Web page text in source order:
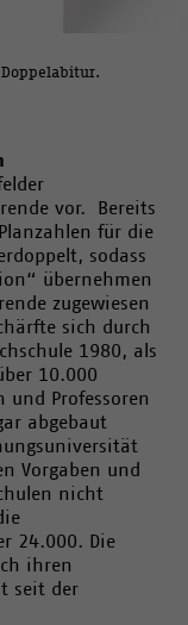
vor. Bereits
für die
sodass
übernehmen
zugewiesen
sich durch
1980, als
10.000
und Professoren
abgebaut
Vorgaben und
nicht
24.000. Die
ihren
seit der